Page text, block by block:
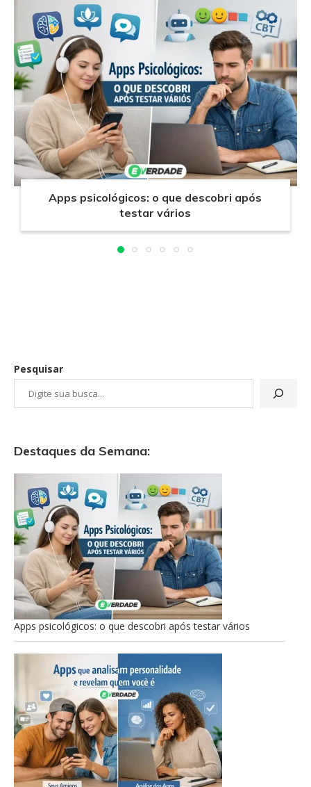
Apps psicológicos: o que descobri após
testar vários
Pesquisar
Destaques da Semana:
Apps psicológicos: o que descobri após testar vários